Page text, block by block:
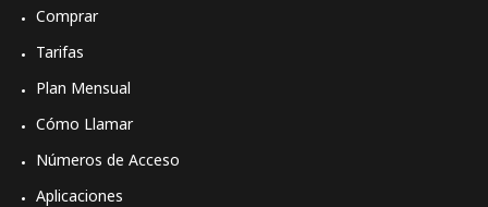
Comprar
Tarifas
Plan Mensual
Cómo Llamar
Números de Acceso
Aplicaciones